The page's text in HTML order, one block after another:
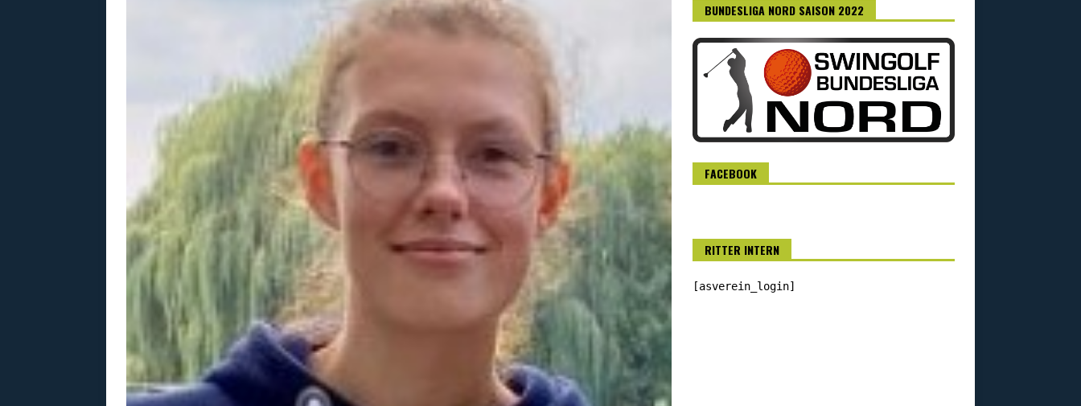
BUNDESLIGA NORD SAISON 2022
FACEBOOK
RITTER INTERN
[asverein_login]